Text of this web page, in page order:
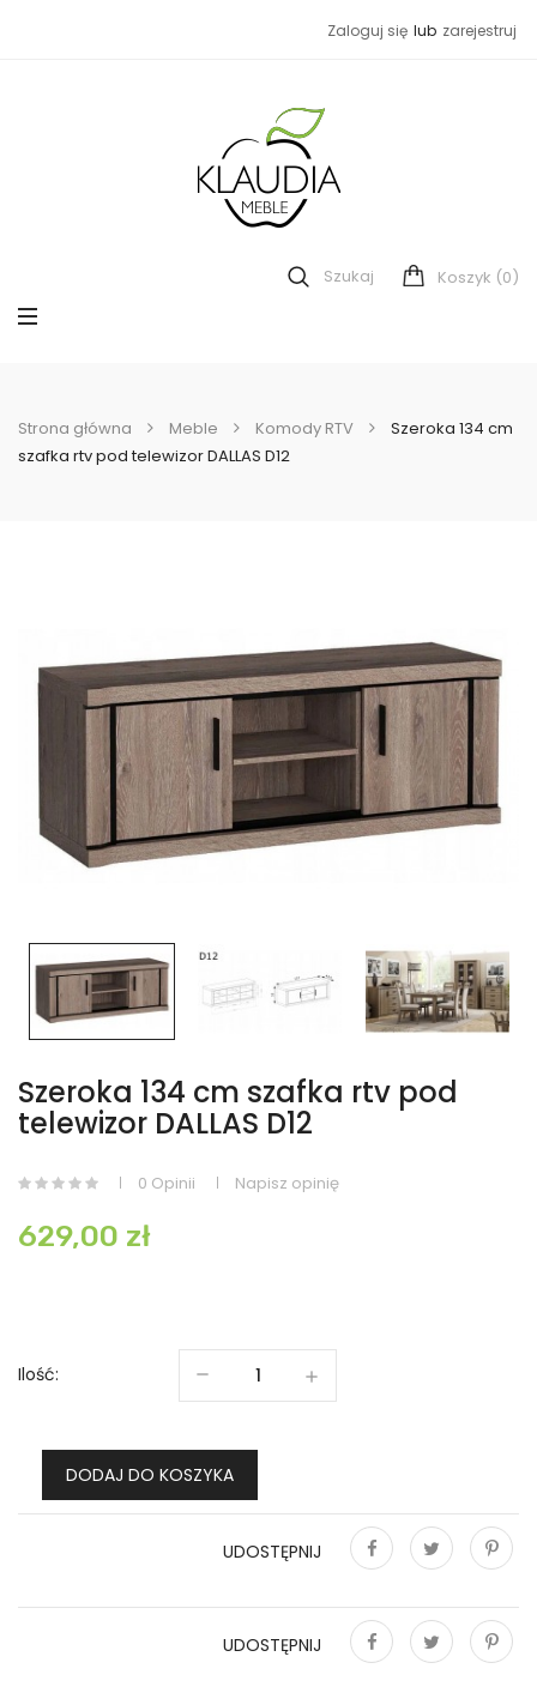
Zaloguj się lub zarejestruj
Szukaj Koszyk (0)
Strona główna Meble Komody RTV
Szeroka 134 cm
szafka rtv pod telewizor DALLAS D12
Szeroka 134 cm szafka rtv pod
telewizor DALLAS D12
0 Opinii Napisz opinię
629,00 zł
Ilość:
DODAJ DO KOSZYKA
UDOSTĘPNIJ
UdostępnijTweetuj Pinterest
UDOSTĘPNIJ
UdostępnijTweetuj Pinterest